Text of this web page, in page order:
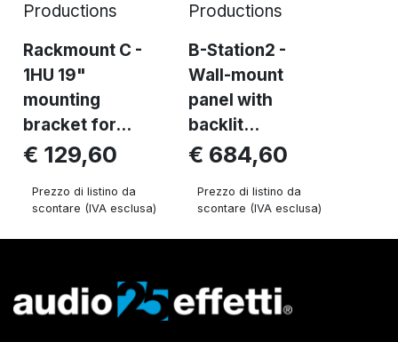
Productions
Rackmount C -
1HU 19"
mounting
bracket for...
€ 129,60
Prezzo di listino da
scontare (IVA esclusa)
Productions
B-Station2 -
Wall-mount
panel with
backlit...
€ 684,60
Prezzo di listino da
scontare (IVA esclusa)